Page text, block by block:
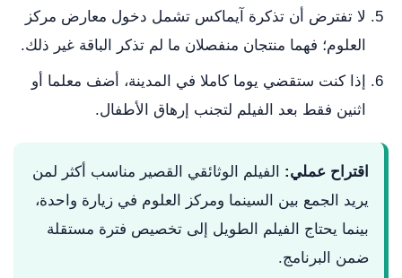
لا تفترض أن تذكرة آيماكس تشمل دخول معارض مركز
العلوم؛ فهما منتجان منفصلان ما لم تذكر الباقة غير ذلك.
إذا كنت ستقضي يوما كاملا في المدينة، أضف معلما أو
اثنين فقط بعد الفيلم لتجنب إرهاق الأطفال.
اقتراح عملي: الفيلم الوثائقي القصير مناسب أكثر لمن
يريد الجمع بين السينما ومركز العلوم في زيارة واحدة،
بينما يحتاج الفيلم الطويل إلى تخصيص فترة مستقلة
ضمن البرنامج.